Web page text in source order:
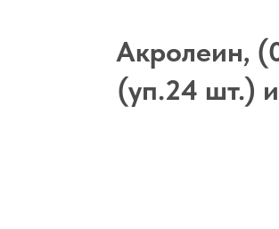
Акролеин,
(уп.24 шт.)